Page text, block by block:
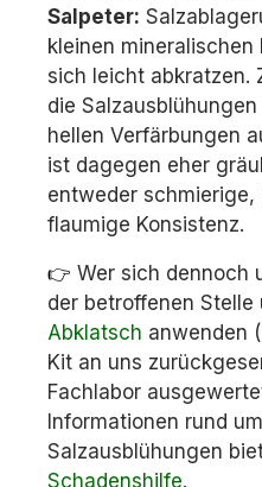
Salpeter:
kleinen mineralischen
sich leicht abkratzen.
die
hellen Verfärbungen
ist dagegen eher
entweder
flaumige Konsistenz.
👉 Wer sich dennoch
der betroffenen Stelle
Abklatsch anwenden
Kit an uns
Fachlabor
Informationen rund
Salzausblühungen
Schadenshilfe.